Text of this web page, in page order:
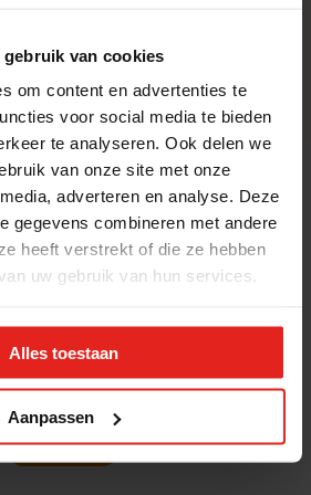
gebruik van cookies
om content en advertenties te
voor social media te bieden
te analyseren. Ook delen we
van onze site met onze
adverteren en analyse. Deze
gegevens combineren met andere
heeft verstrekt of die ze hebben
uw gebruik van hun services.
Alles toestaan
Aanpassen
bereiken
inzet van onze
scholen en
onze factsheet
(JPG).
Factsheet